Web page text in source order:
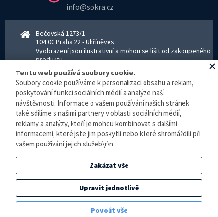
info@sokra.cz
Bečovská 1273/1
104 00 Praha 22 - Uhříněves
Vyobrazení jsou ilustrativní a mohou se lišit od zakoupeného
produktu.
www.sokra.cz│www.haier-klimatizace.cz
Otevírací doba
Pondělí–Pátek 8–16:30 hodin - kancelář
Pondělí–pátek 8–16:00 hodin - sklad
Zpracování osobních údajů
© E-klimatizace.cz, všechna práva vyhrazena.
Internetový obchodvytvořilo studioBlueGhost.
Elektronická evidence tržeb je zde prováděna v BĚŽNÉM REŽIMU. Podle zákona o
evidenci tržeb je prodejce povinen vystavit kupujícímu účtenku. Zároveň je povinen
zaevidovat přijatou tržbu u správce daně online, v případě technického výpadku pak
nejpozději do 48 hodin.
Tento web používá soubory cookie.
Soubory cookie používáme k personalizaci obsahu a reklam,
poskytování funkcí sociálních médií a analýze naší
návštěvnosti. Informace o vašem používání našich stránek
také sdílíme s našimi partnery v oblasti sociálních médií,
reklamy a analýzy, kteří je mohou kombinovat s dalšími
informacemi, které jste jim poskytli nebo které shromáždili při
vašem používání jejich služeb\r\n
Zakázat vše
Upravit jednotlivě
Povolit vše